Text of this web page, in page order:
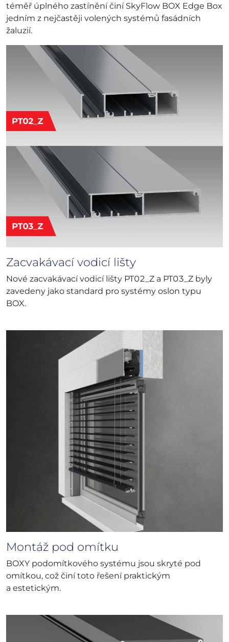
téměř úplného zastínění činí SkyFlow BOX Edge Box
jedním z nejčastěji volených systémů fasádních
žaluzií.
Zacvakávací vodicí lišty
Nové zacvakávací vodicí lišty PT02_Z a PT03_Z byly
zavedeny jako standard pro systémy oslon typu
BOX.
Montáž pod omítku
BOXY podomítkového systému jsou skryté pod
omítkou, což činí toto řešení praktickým
a estetickým.